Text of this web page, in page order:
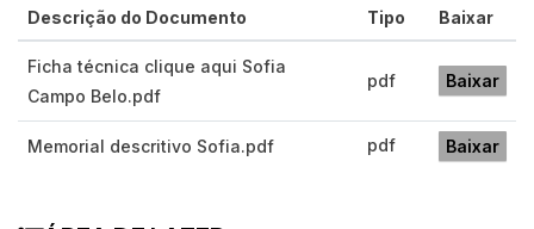
Descrição do Documento Tipo Baixar
Ficha técnica clique aqui Sofia
Campo Belo.pdf
pdf Baixar
Memorial descritivo Sofia.pdf pdf Baixar